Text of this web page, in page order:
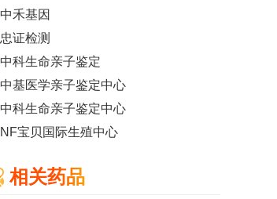
中禾基因
忠证检测
中科生命亲子鉴定
中基医学亲子鉴定中心
中科生命亲子鉴定中心
NF宝贝国际生殖中心
相关药品